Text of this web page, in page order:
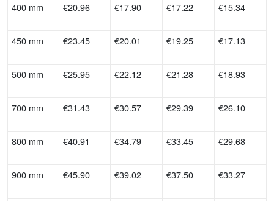
400 mm €20.96 €17.90 €17.22 €15.34
450 mm €23.45 €20.01 €19.25 €17.13
500 mm €25.95 €22.12 €21.28 €18.93
700 mm €31.43 €30.57 €29.39 €26.10
800 mm €40.91 €34.79 €33.45 €29.68
900 mm €45.90 €39.02 €37.50 €33.27